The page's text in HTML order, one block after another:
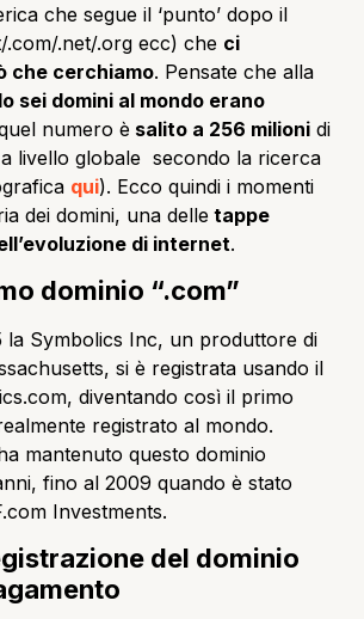
che segue il ‘punto’ dopo il
.com/.net/.org ecc) che ci
che cerchiamo. Pensate che alla
sei domini al mondo erano
numero è salito a 256 milioni di
livello globale secondo la ricerca
qui). Ecco quindi i momenti
dei domini, una delle tappe
di internet.
dominio “.com”
la Symbolics Inc, un produttore di
si è registrata usando il
diventando così il primo
registrato al mondo.
mantenuto questo dominio
fino al 2009 quando è stato
Investments.
del dominio